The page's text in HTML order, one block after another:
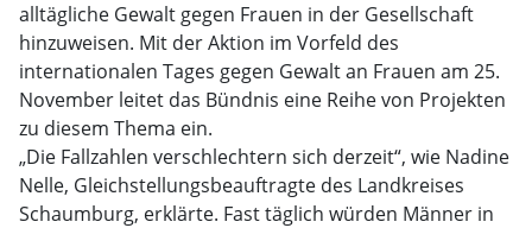
alltägliche Gewalt gegen Frauen in der Gesellschaft
hinzuweisen. Mit der Aktion im Vorfeld des
internationalen Tages gegen Gewalt an Frauen am 25.
November leitet das Bündnis eine Reihe von Projekten
zu diesem Thema ein.
„Die Fallzahlen verschlechtern sich derzeit“, wie Nadine
Nelle, Gleichstellungsbeauftragte des Landkreises
Schaumburg, erklärte. Fast täglich würden Männer in